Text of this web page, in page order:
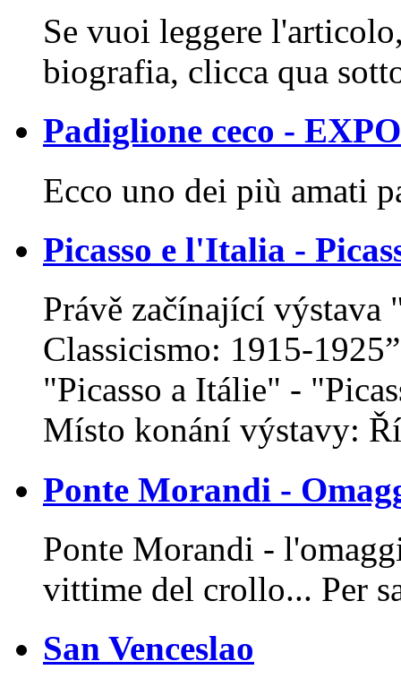
Se vuoi leggere
biografia, clicca qua
Padiglione ceco -
Ecco uno dei più amati
Picasso e l'Italia -
Právě začínající výstava
Classicismo: 1915-
"Picasso a Itálie" -
Místo konání výstavy:
Ponte Morandi -
Ponte Morandi -
vittime del crollo... Per
San Venceslao